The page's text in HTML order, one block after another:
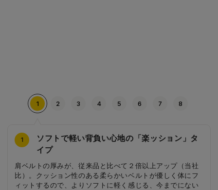
1
ソフトで軽い背負い心地の「楽ッション」タ
イプ
肩ベルトの厚みが、従来品と比べて２倍以上アップ（当社
比）。クッション性のある柔らかいベルトが優しく体にフ
ィットするので、よりソフトに軽く感じる、今までにない
2 サイドのドーナツ柄の素押し
ンに。
3 安ピカッ
ライトに反射してピカッと光る安ピカッ搭載。
4 ドーナツ型のびょう
が特徴的な鋲。
5 シンプルな背あて
背中がムレにくく、夏場でも快適に背負えます。
6 内装にもドーナツがいっぱい
7 ドーナツ型の引き手
8 ドーナツ刺しゅうの前ポケット
ト。
1 2 3 4 5 6 7 8